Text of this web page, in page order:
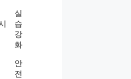
실
습
강
화
안
전